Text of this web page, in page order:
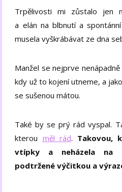
Trpělivosti mi zůstalo jen
a elán na blbnutí a
musela vyškrábávat ze dna
Manžel se nejprve
kdy už to kojení utneme, a
se sušenou mátou.
Také by se prý rád vyspal.
kterou měl rád. Takovou,
vtípky a neházela na
podtržené výčitkou a